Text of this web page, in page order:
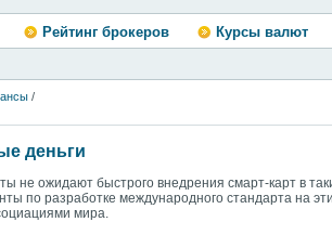
Рейтинг брокеров Курсы валют
/
деньги
не ожидают быстрого внедрения смарт-карт в
по разработке международного стандарта на
мира.